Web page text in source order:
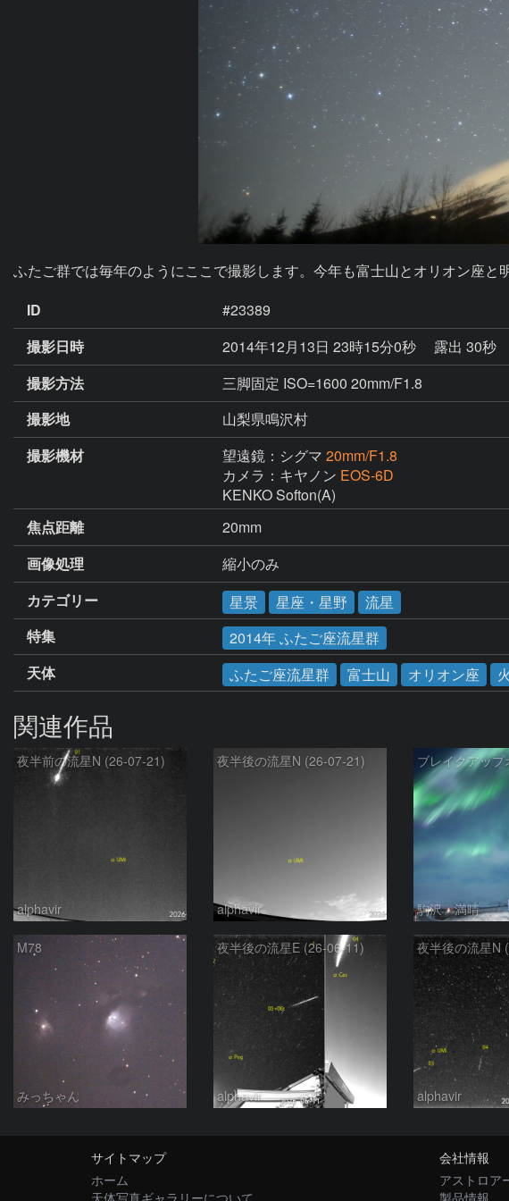
ふたご群では毎年のようにここで撮影します。今年も富士山とオリオン座と
ID
#23389
撮影日時
2014年12月13日 23時15分0秒
露出 30秒
撮影方法
三脚固定 ISO=1600 20mm/F1.8
撮影地
山梨県鳴沢村
撮影機材
望遠鏡：シグマ 20mm/F1.8
カメラ：キヤノン EOS-6D
KENKO Softon(A)
焦点距離
20mm
画像処理
縮小のみ
カテゴリー
星景 星座・星野
流星
特集
2014年 ふたご座流星群
天体
ふたご座流星群 富士山 オリオン座
関連作品
夜半前の流星N (26-07-21)
alphavir
夜半後の流星N (26-07-21)
alphavir
ブレイクアップ
駒沢 満晴
M78
みっちゃん
夜半後の流星E (26-06-11)
alphavir
夜半後の流星N
alphavir
サイトマップ
ホーム
天体写真ギャラリーについて
会社情報
アストロア
製品情報